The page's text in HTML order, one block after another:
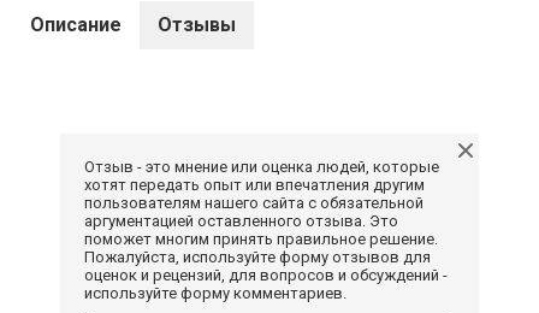
Описание Отзывы
Отзыв - это мнение или оценка людей, которые
хотят передать опыт или впечатления другим
пользователям нашего сайта с обязательной
аргументацией оставленного отзыва. Это
поможет многим принять правильное решение.
Пожалуйста, используйте форму отзывов для
оценок и рецензий, для вопросов и обсуждений -
используйте форму комментариев.